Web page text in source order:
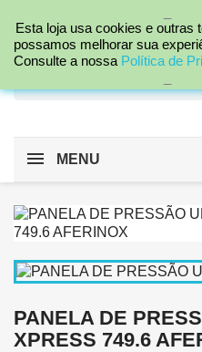

MENU
PANELA DE
XPRESS 749.6
Esta loja usa cookies e outras
possamos melhorar sua
Consulte a nossa Política de